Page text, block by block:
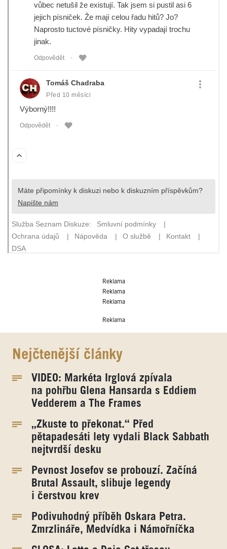
Reklama
Reklama
Reklama
Reklama
Nejčtenější články
VIDEO: Markéta Irglová zpívala
na pohřbu Glena Hansarda s Eddiem
Vedderem a The Frames
„Zkuste to překonat.“ Před
pětapadesáti lety vydali Black Sabbath
nejtvrdší desku
Pevnost Josefov se probouzí. Začíná
Brutal Assault, slibuje legendy
i čerstvou krev
Podivuhodný příběh Oskara Petra.
Zmrzlináře, Medvídka i Námořníčka